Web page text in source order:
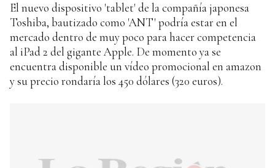
El nuevo dispositivo 'tablet' de la compañía japonesa
Toshiba, bautizado como 'ANT' podría estar en el
mercado dentro de muy poco para hacer competencia
al iPad 2 del gigante Apple. De momento ya se
encuentra disponible un vídeo promocional en amazon
y su precio rondaría los 450 dólares (320 euros).